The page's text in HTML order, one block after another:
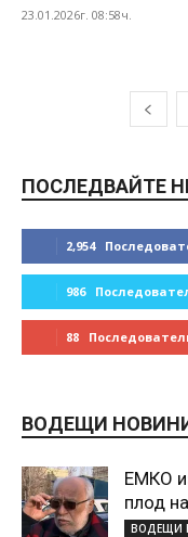
23.01.2026г. 08:58ч.
ПОСЛЕДВАЙТЕ
2,954
986
88
ВОДЕЩИ
ЕМКО
плод
ВОДЕЩИ